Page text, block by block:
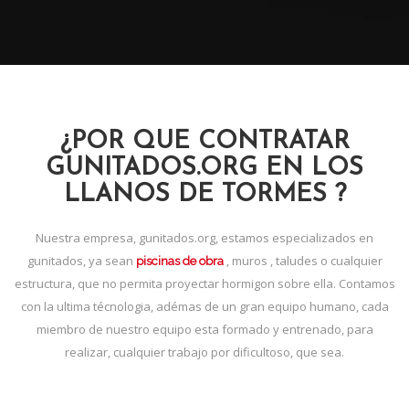
¿POR QUE CONTRATAR
GUNITADOS.ORG EN LOS
LLANOS DE TORMES ?
Nuestra empresa, gunitados.org, estamos especializados en
gunitados, ya sean piscinas de obra, muros , taludes o cualquier
estructura, que no permita proyectar hormigon sobre ella. Contamos
con la ultima técnologia, adémas de un gran equipo humano, cada
miembro de nuestro equipo esta formado y entrenado, para
realizar, cualquier trabajo por dificultoso, que sea.